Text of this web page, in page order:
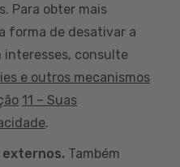
Para obter mais
forma de desativar a
interesses, consulte
e outros mecanismos
11 – Suas
.
externos. Também